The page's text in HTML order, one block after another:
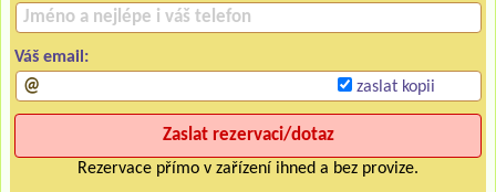
Váš email:
zaslat kopii
Rezervace přímo v zařízení ihned a bez provize.